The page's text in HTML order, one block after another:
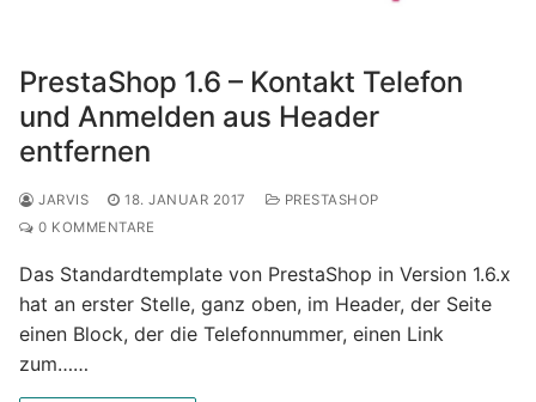
PrestaShop 1.6 – Kontakt Telefon
und Anmelden aus Header
entfernen
JARVIS 18. JANUAR 2017
PRESTASHOP
0 KOMMENTARE
Das Standardtemplate von PrestaShop in Version 1.6.x
hat an erster Stelle, ganz oben, im Header, der Seite
einen Block, der die Telefonnummer, einen Link
zum……